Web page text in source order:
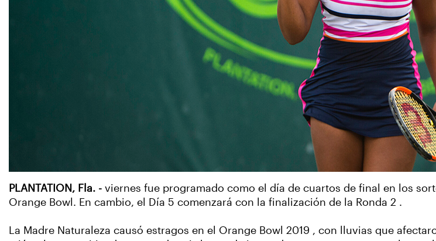
PLANTATION, Fla. - viernes fue programado como el día de cuartos de final en los
Orange Bowl. En cambio, el Día 5 comenzará con la finalización de la Ronda 2 .
La Madre Naturaleza causó estragos en el Orange Bowl 2019 , con lluvias que